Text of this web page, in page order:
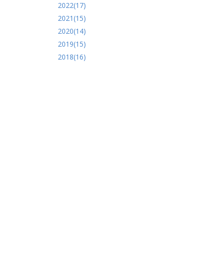
2022(17)
2021(15)
2020(14)
2019(15)
2018(16)